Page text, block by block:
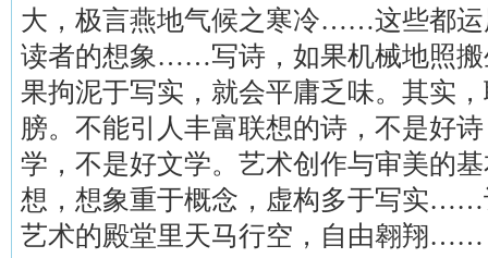
大，极言燕地气候之寒冷……这些都运
读者的想象……写诗，如果机械地照搬
果拘泥于写实，就会平庸乏味。其实
膀。不能引人丰富联想的诗，不是好
学，不是好文学。艺术创作与审美的
想，想象重于概念，虚构多于写实……
艺术的殿堂里天马行空，自由翱翔……